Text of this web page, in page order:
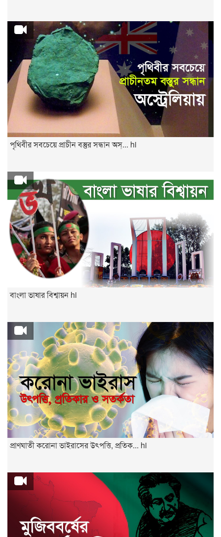
পৃথিবীর সবচেয়ে প্রাচীন বস্তুর সন্ধান অস্... hi
বাংলা ভাষার বিশ্বায়ন hi
প্রাণঘাতী করোনা ভাইরাসের উৎপত্তি, প্রতিক... hi